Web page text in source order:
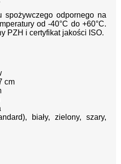
spożywczego odpornego na
od -40°C do +60°C.
PZH i certyfikat jakości ISO.
cm
biały, zielony, szary,